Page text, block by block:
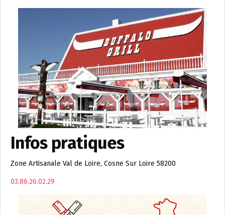
Infos pratiques
Zone Artisanale Val de Loire, Cosne Sur Loire 58200
03.86.26.02.29